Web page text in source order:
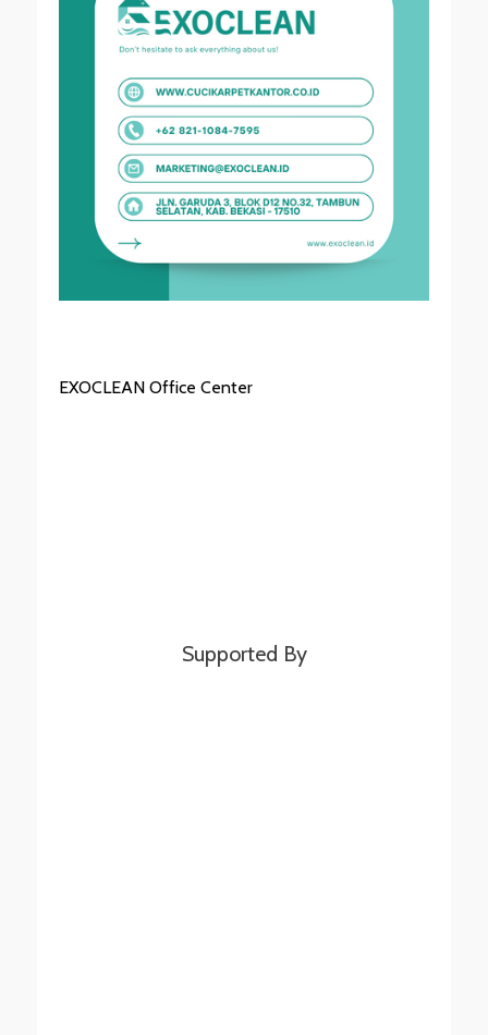
EXOCLEAN Office Center
Supported By